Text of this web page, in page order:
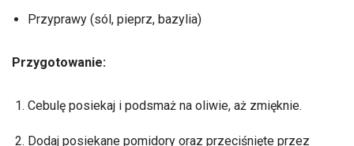
Przyprawy (sól, pieprz, bazylia)
Przygotowanie:
Cebulę posiekaj i podsmaż na oliwie, aż zmięknie.
Dodaj posiekane pomidory oraz przeciśnięte przez